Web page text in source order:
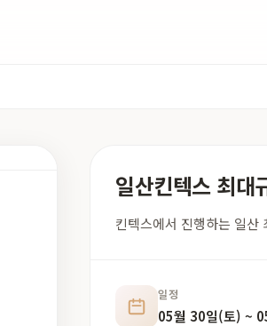
일산킨텍스 최대
킨텍스에서 진행하는 일산
일정
05월 30일(토) ~